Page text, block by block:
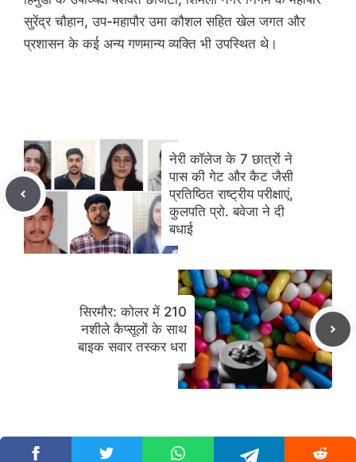
सुरेंद्र चौहान, उप-महापौर उमा कौशल सहित खेल जगत और
प्रशासन के कई अन्य गणमान्य व्यक्ति भी उपस्थित थे।
नेरी कॉलेज के 7 छात्रों ने
पास की गेट और कैट जैसी
प्रतिष्ठित राष्ट्रीय परीक्षाएं,
कुलपति प्रो. बवेजा ने दी
बधाई
सिरमौर: कोलर में 210
नशीले कैप्सूलों के साथ
बाइक सवार तस्कर धरा